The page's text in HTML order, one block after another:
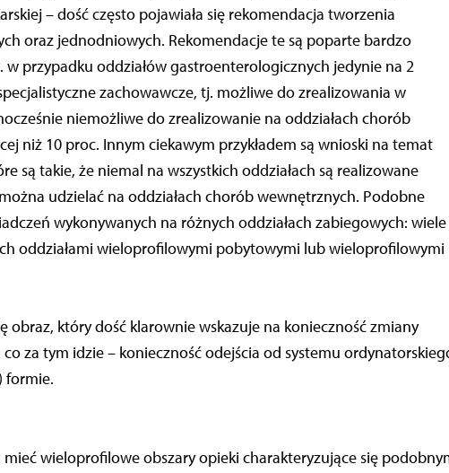
– dość często pojawiała się rekomendacja tworzenia
oraz jednodniowych. Rekomendacje te są poparte bardzo
przypadku oddziałów gastroenterologicznych jedynie na 2
zachowawcze, tj. możliwe do zrealizowania w
niemożliwe do zrealizowanie na oddziałach chorób
niż 10 proc. Innym ciekawym przykładem są wnioski na temat
są takie, że niemal na wszystkich oddziałach są realizowane
udzielać na oddziałach chorób wewnętrznych. Podobne
wykonywanych na różnych oddziałach zabiegowych: wiele
oddziałami wieloprofilowymi pobytowymi lub wieloprofilowymi
obraz, który dość klarownie wskazuje na konieczność zmiany
za tym idzie – konieczność odejścia od systemu
formie.
wieloprofilowe obszary opieki charakteryzujące się